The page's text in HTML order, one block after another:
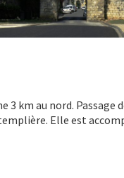
3 km au nord.
Elle est